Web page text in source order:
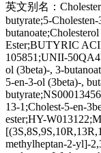
英文别名：
butyrate;5-
Ester;BUTYRIC
105851;UNII-
ol (3beta)-, 3-
5-en-3-ol (3beta)-,
13-1;Cholest-5-en-
ester;HY-
methylheptan-2-yl]-